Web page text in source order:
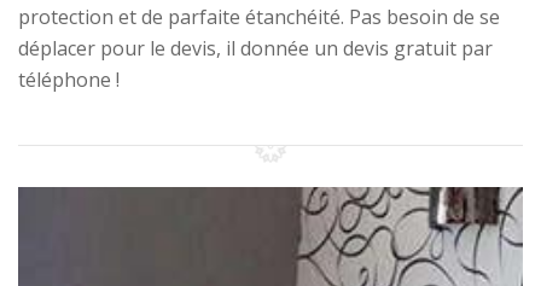
protection et de parfaite étanchéité. Pas besoin de se
déplacer pour le devis, il donnée un devis gratuit par
téléphone !